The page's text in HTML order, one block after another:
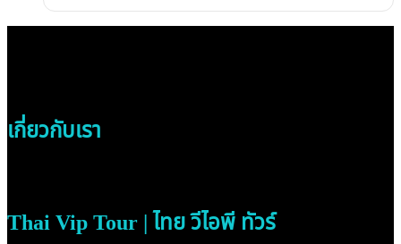
เกี่ยวกับเรา
Thai Vip Tour | ไทย วีไอพี ทัวร์